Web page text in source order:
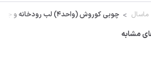
ماسال چوبی کوروش (واحد4) لب رودخانه و جاده ییلاقات
مشابه